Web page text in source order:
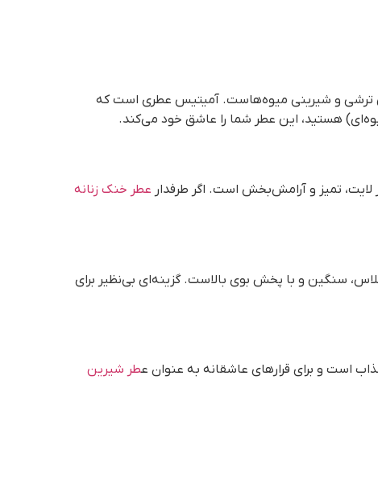
ترشی و شیرینی میوه‌هاست. آمیتیس عطری است که
هستید، این عطر شما را عاشق خود می‌کند.
تمیز و آرامش‌بخش است. اگر طرفدار عطر خنک زنانه
سنگین و با پخش بوی بالاست. گزینه‌ای بی‌نظیر برای
است و برای قرارهای عاشقانه به عنوان عطر شیرین